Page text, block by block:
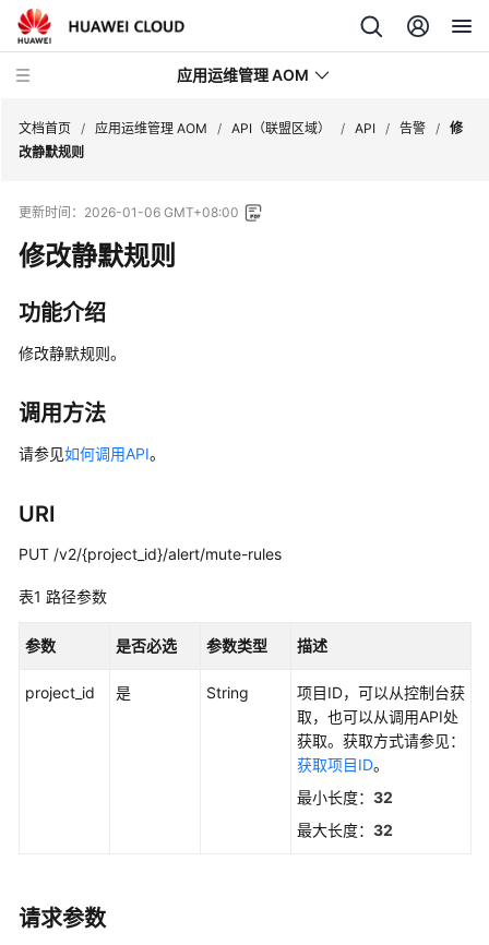
应用运维管理 AOM
新
动
态
产
品
介
费
明
快
速
门
用
API
文档首页 / 应用运维管理 AOM / API（联盟区域） / API / 告警 / 修
改静默规则
更新时间： 2026-01-06 GMT+08:00
修改静默规则
功能介绍
修改静默规则。
调用方法
请参见如何调用API。
URI
PUT /v2/{project_id}/alert/mute-rules
表1 路径参数
参数 是否必选 参数类型 描述
project_id 是 String
项目ID，可以从控制台获
取，也可以从调用API处
获取。获取方式请参见：
获取项目ID。
最小长度： 32
最大长度： 32
请求参数